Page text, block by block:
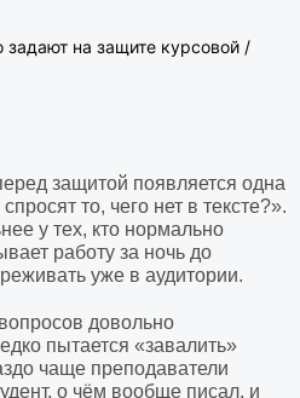
защитой появляется одна
то, чего нет в тексте?».
у тех, кто нормально
работу за ночь до
уже в аудитории.
довольно
пытается «завалить»
чаще преподаватели
о чём вообще писал, и